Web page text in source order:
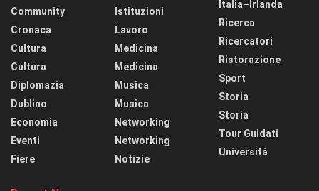
Community
Cronaca
Cultura
Cultura
Diplomazia
Dublino
Economia
Eventi
Fiere
Istituzioni
Lavoro
Medicina
Medicina
Musica
Musica
Networking
Networking
Notizie
Italia–Irlanda
Ricerca
Ricercatori
Ristorazione
Sport
Storia
Storia
Tour Guidati
Università